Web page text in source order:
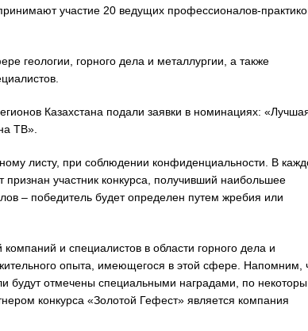
участие 20 ведущих профессионалов-
геологии, горного дела и металлургии, а также
Казахстана подали заявки в номинациях:
ТВ».
листу, при соблюдении конфиденциальности. В
участник конкурса, получивший наибольшее
– победитель будет определен путем жребия или
и специалистов в области горного дела и
опыта, имеющегося в этой сфере. Напомним,
будут отмечены специальными наградами, по
конкурса «Золотой Гефест» является компания